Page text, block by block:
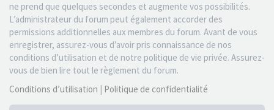
ne prend que quelques secondes et augmente vos possibilités.
L’administrateur du forum peut également accorder des
permissions additionnelles aux membres du forum. Avant de vous
enregistrer, assurez-vous d’avoir pris connaissance de nos
conditions d’utilisation et de notre politique de vie privée. Assurez-
vous de bien lire tout le règlement du forum.
Conditions d’utilisation | Politique de confidentialité